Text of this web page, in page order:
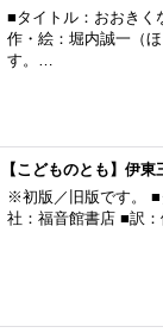
■タイトル：おおき
作・絵：堀内誠一（
す。…
【こどものとも】伊
※初版／旧版です。
社：福音館書店 ■訳